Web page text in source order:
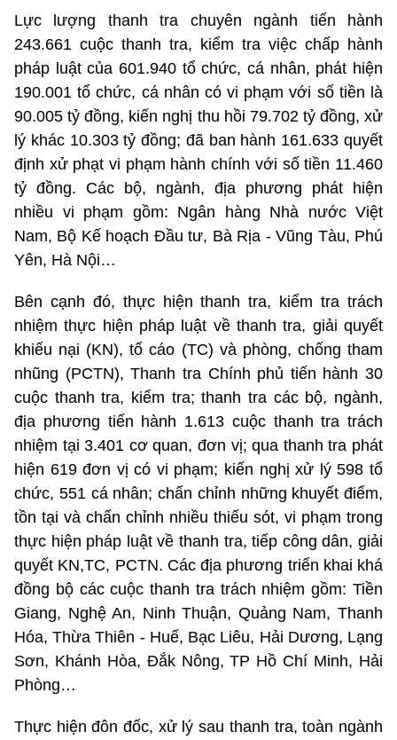
Lực lượng thanh tra chuyên ngành tiến hành
243.661 cuộc thanh tra, kiểm tra việc chấp hành
pháp luật của 601.940 tổ chức, cá nhân, phát hiện
190.001 tổ chức, cá nhân có vi phạm với số tiền là
90.005 tỷ đồng, kiến nghị thu hồi 79.702 tỷ đồng, xử
lý khác 10.303 tỷ đồng; đã ban hành 161.633 quyết
định xử phạt vi phạm hành chính với số tiền 11.460
tỷ đồng. Các bộ, ngành, địa phương phát hiện
nhiều vi phạm gồm: Ngân hàng Nhà nước Việt
Nam, Bộ Kế hoạch Đầu tư, Bà Rịa - Vũng Tàu, Phú
Yên, Hà Nội…
Bên cạnh đó, thực hiện thanh tra, kiểm tra trách
nhiệm thực hiện pháp luật về thanh tra, giải quyết
khiếu nại (KN), tố cáo (TC) và phòng, chống tham
nhũng (PCTN), Thanh tra Chính phủ tiến hành 30
cuộc thanh tra, kiểm tra; thanh tra các bộ, ngành,
địa phương tiến hành 1.613 cuộc thanh tra trách
nhiệm tại 3.401 cơ quan, đơn vị; qua thanh tra phát
hiện 619 đơn vị có vi phạm; kiến nghị xử lý 598 tổ
chức, 551 cá nhân; chấn chỉnh những khuyết điểm,
tồn tại và chấn chỉnh nhiều thiếu sót, vi phạm trong
thực hiện pháp luật về thanh tra, tiếp công dân, giải
quyết KN,TC, PCTN. Các địa phương triển khai khá
đồng bộ các cuộc thanh tra trách nhiệm gồm: Tiền
Giang, Nghệ An, Ninh Thuận, Quảng Nam, Thanh
Hóa, Thừa Thiên - Huế, Bạc Liêu, Hải Dương, Lạng
Sơn, Khánh Hòa, Đắk Nông, TP Hồ Chí Minh, Hải
Phòng…
Thực hiện đôn đốc, xử lý sau thanh tra, toàn ngành